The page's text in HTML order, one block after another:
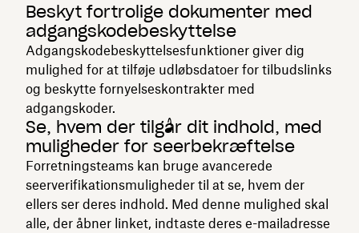
Beskyt fortrolige dokumenter med
adgangskodebeskyttelse
Adgangskodebeskyttelsesfunktioner giver dig
mulighed for at tilføje udløbsdatoer for tilbudslinks
og beskytte fornyelseskontrakter med
adgangskoder.
Se, hvem der tilgår dit indhold, med
muligheder for seerbekræftelse
Forretningsteams kan bruge avancerede
seerverifikationsmuligheder til at se, hvem der
ellers ser deres indhold. Med denne mulighed skal
alle, der åbner linket, indtaste deres e-mailadresse